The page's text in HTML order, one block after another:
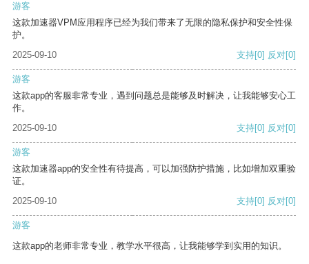
游客
这款加速器VPM应用程序已经为我们带来了无限的隐私保护和安全性保
护。
2025-09-10
支持[0] 反对[0]
游客
这款app的客服非常专业，遇到问题总是能够及时解决，让我能够安心工
作。
2025-09-10
支持[0] 反对[0]
游客
这款加速器app的安全性有待提高，可以加强防护措施，比如增加双重验
证。
2025-09-10
支持[0] 反对[0]
游客
这款app的老师非常专业，教学水平很高，让我能够学到实用的知识。